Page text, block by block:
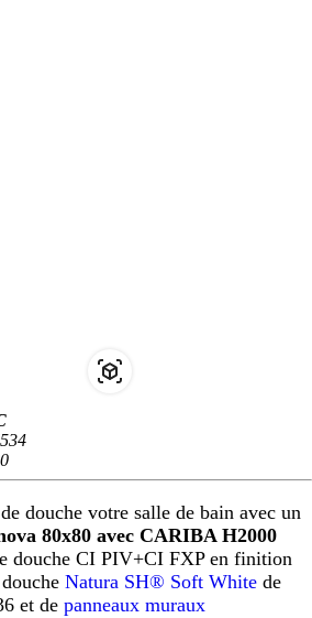
douche votre salle de bain avec un
80x80 avec CARIBA H2000
douche CI PIV+CI FXP en finition
Natura SH® Soft White de
et de panneaux muraux